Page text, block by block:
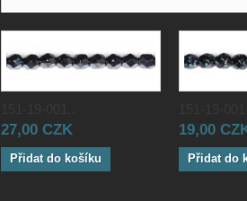
27,00 CZK
Přidat do košíku
19,00
Přidat do